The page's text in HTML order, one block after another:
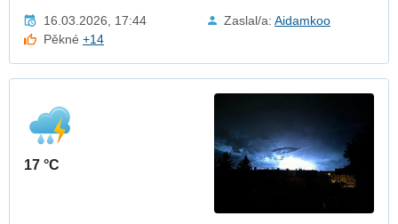
16.03.2026, 17:44 Zaslal/a: Aidamkoo
Pěkné+14
17 °C